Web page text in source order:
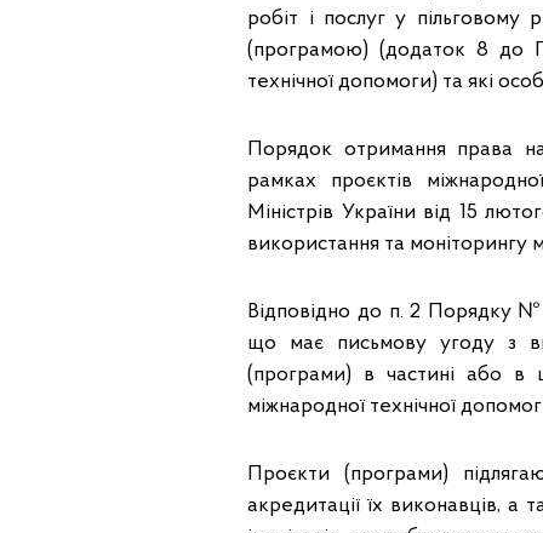
робіт і послуг у пільговому
(програмою) (додаток 8 до
технічної допомоги) та які
Порядок отримання права
рамках проєктів
Міністрів України від 15
використання та моніторингу
Відповідно до п. 2 Порядку №
що має письмову угоду з
(програми) в частині або в
міжнародної технічної
Проєкти (програми)
акредитації їх виконавців, а